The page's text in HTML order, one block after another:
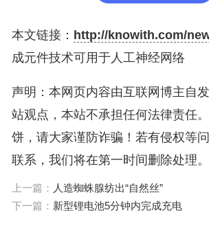
耗、大规模AI硬件系统的潜力。
研究人员表示，人工神经网络硬件
健、下一代通信、天气预报和自动
成果将通过显著减少能源使用，同
CMOS的器件的扩展限制，帮助改
题。
人脑可在极低功耗下高效执行复杂
本文链接： http://knowith.com/
成元件技术可用于人工神经网络
声明：本网页内容由互联网博主自
站观点，本站不承担任何法律责任
饼，请大家谨防诈骗！若有侵权等
联系，我们将在第一时间删除处理。
上一篇： 人造蜘蛛腺纺出“自然丝”
下一篇： 新型锂电池5分钟内完成充电